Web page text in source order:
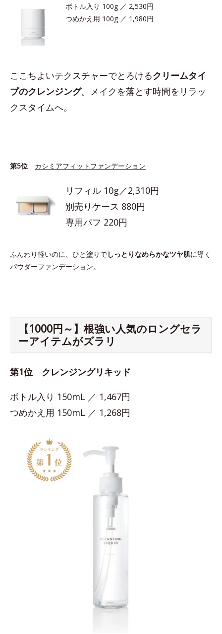
ボトル入り 100g ／ 2,530円
つめかえ用 100g ／ 1,980円
ここちよいテクスチャーでとろけるクリームタイ
プのクレンジング。メイクを落とす時間をリラッ
クスタイムへ。
第5位 カシミアフィットファンデーション
リフィル 10g／2,310円
別売りケース 880円
専用パフ 220円
ふんわり軽いのに、ひと塗りでしっとりなめらかなツヤ肌に導く
パウダーファンデーション。
【1000円～】根強い人気のロングセラ
ーアイテムがズラリ
第1位 クレンジングリキッド
ボトル入り 150mL ／ 1,467円
つめかえ用 150mL ／ 1,268円